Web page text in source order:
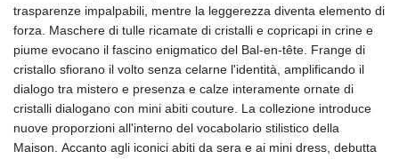
trasparenze impalpabili, mentre la leggerezza diventa elemento di
forza. Maschere di tulle ricamate di cristalli e copricapi in crine e
piume evocano il fascino enigmatico del Bal-en-tête. Frange di
cristallo sfiorano il volto senza celarne l'identità, amplificando il
dialogo tra mistero e presenza e calze interamente ornate di
cristalli dialogano con mini abiti couture. La collezione introduce
nuove proporzioni all'interno del vocabolario stilistico della
Maison. Accanto agli iconici abiti da sera e ai mini dress, debutta